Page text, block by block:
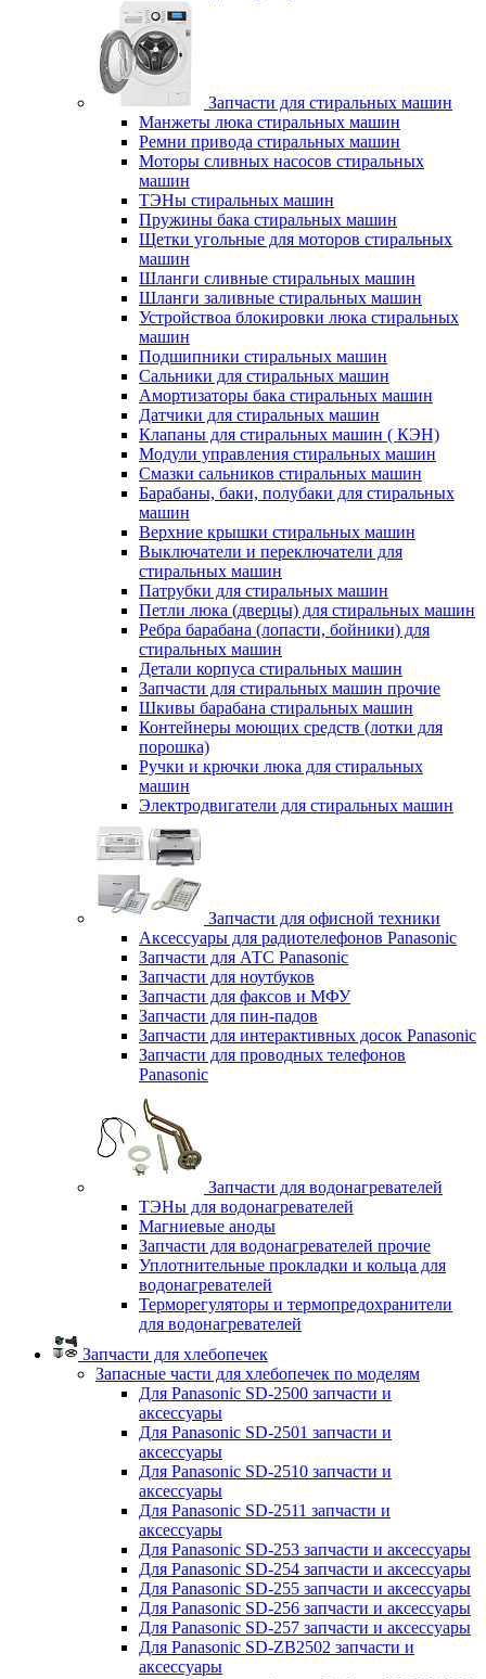
Запчасти для стиральных машин
Манжеты люка стиральных машин
Ремни привода стиральных машин
Моторы сливных насосов стиральных
машин
ТЭНы стиральных машин
Пружины бака стиральных машин
Щетки угольные для моторов стиральных
машин
Шланги сливные стиральных машин
Шланги заливные стиральных машин
Устройствоа блокировки люка стиральных
машин
Подшипники стиральных машин
Сальники для стиральных машин
Амортизаторы бака стиральных машин
Датчики для стиральных машин
Клапаны для стиральных машин ( КЭН)
Модули управления стиральных машин
Смазки сальников стиральных машин
Барабаны, баки, полубаки для стиральных
машин
Верхние крышки стиральных машин
Выключатели и переключатели для
стиральных машин
Патрубки для стиральных машин
Петли люка (дверцы) для стиральных машин
Ребра барабана (лопасти, бойники) для
стиральных машин
Детали корпуса стиральных машин
Запчасти для стиральных машин прочие
Шкивы барабана стиральных машин
Контейнеры моющих средств (лотки для
порошка)
Ручки и крючки люка для стиральных
машин
Электродвигатели для стиральных машин
Запчасти для офисной техники
Аксессуары для радиотелефонов Panasonic
Запчасти для АТС Panasonic
Запчасти для ноутбуков
Запчасти для факсов и МФУ
Запчасти для пин-падов
Запчасти для интерактивных досок Panasonic
Запчасти для проводных телефонов
Panasonic
Запчасти для водонагревателей
ТЭНы для водонагревателей
Магниевые аноды
Запчасти для водонагревателей прочие
Уплотнительные прокладки и кольца для
водонагревателей
Терморегуляторы и термопредохранители
для водонагревателей
Запчасти для хлебопечек
Запасные части для хлебопечек по моделям
Для Panasonic SD-2500 запчасти и
аксессуары
Для Panasonic SD-2501 запчасти и
аксессуары
Для Panasonic SD-2510 запчасти и
аксессуары
Для Panasonic SD-2511 запчасти и
аксессуары
Для Panasonic SD-253 запчасти и аксессуары
Для Panasonic SD-254 запчасти и аксессуары
Для Panasonic SD-255 запчасти и аксессуары
Для Panasonic SD-256 запчасти и аксессуары
Для Panasonic SD-257 запчасти и аксессуары
Для Panasonic SD-ZB2502 запчасти и
аксессуары